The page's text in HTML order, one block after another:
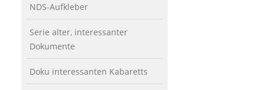
NDS-Aufkleber
Serie alter, interessanter
Dokumente
Doku interessanten Kabaretts